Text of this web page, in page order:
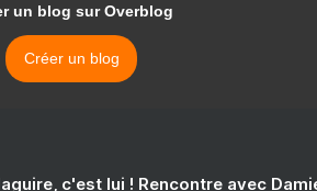
un blog sur Overblog
Créer un blog
c'est lui ! Rencontre avec